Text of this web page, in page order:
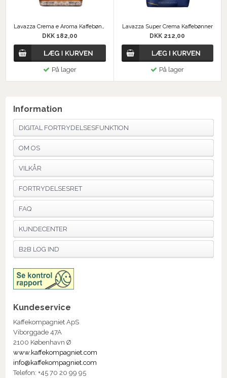
DKK 182,00
På lager
Lavazza Super Crema Kaffebønner
DKK 212,00
På lager
Information
DIGITAL FORTRYDELSESFUNKTION
OM OS
VILKÅR
FORTRYDELSESRET
FAQ
KUNDECENTER
B2B LOG IND
Kundeservice
Kaffekompagniet ApS
Viborggade 47A
2100 København Ø
www.kaffekompagniet.com
info@kaffekompagniet.com
Telefon: +45 70 20 99 95